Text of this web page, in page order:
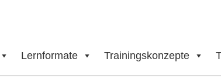
Lernformate Trainingskonzepte